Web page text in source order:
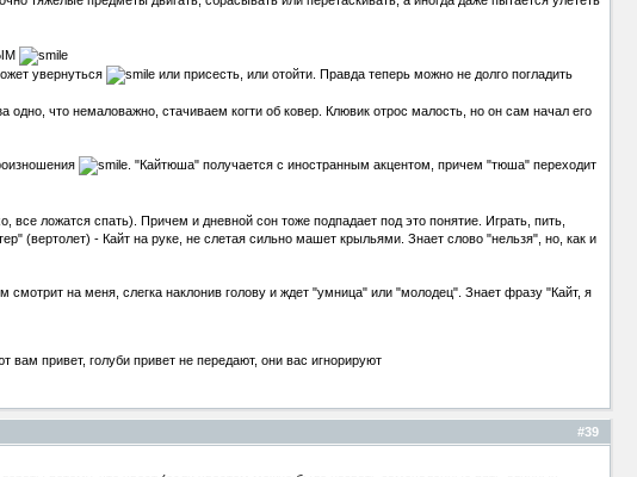
увернуться
или присесть, или отойти. Правда теперь можно не долго погладить
что немаловажно, стачиваем когти об ковер. Клювик отрос малость, но он сам начал его
. "Кайтюша" получается с иностранным акцентом, причем "тюша" переходит
ложатся спать). Причем и дневной сон тоже подпадает под это понятие. Играть, пить,
(вертолет) - Кайт на руке, не слетая сильно машет крыльями. Знает слово "нельзя", но, как и
смотрит на меня, слегка наклонив голову и ждет "умница" или "молодец". Знает фразу "Кайт, я
привет, голуби привет не передают, они вас игнорируют
#39